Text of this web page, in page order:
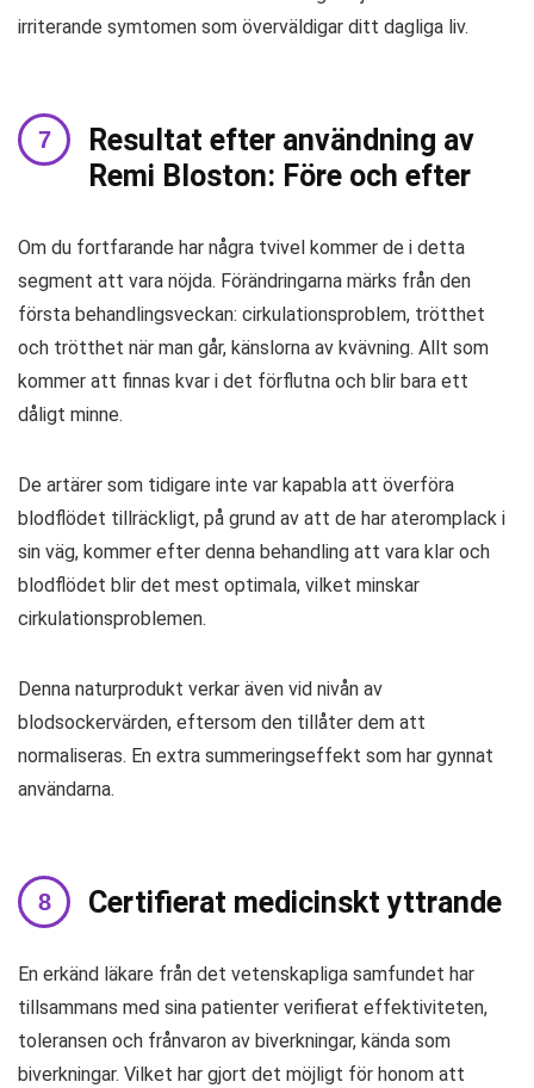
irriterande symtomen som överväldigar ditt dagliga liv.
Resultat efter användning av
Remi Bloston: Före och efter
Om du fortfarande har några tvivel kommer de i detta
segment att vara nöjda. Förändringarna märks från den
första behandlingsveckan: cirkulationsproblem, trötthet
och trötthet när man går, känslorna av kvävning. Allt som
kommer att finnas kvar i det förflutna och blir bara ett
dåligt minne.
De artärer som tidigare inte var kapabla att överföra
blodflödet tillräckligt, på grund av att de har ateromplack i
sin väg, kommer efter denna behandling att vara klar och
blodflödet blir det mest optimala, vilket minskar
cirkulationsproblemen.
Denna naturprodukt verkar även vid nivån av
blodsockervärden, eftersom den tillåter dem att
normaliseras. En extra summeringseffekt som har gynnat
användarna.
Certifierat medicinskt yttrande
En erkänd läkare från det vetenskapliga samfundet har
tillsammans med sina patienter verifierat effektiviteten,
toleransen och frånvaron av biverkningar, kända som
biverkningar. Vilket har gjort det möjligt för honom att